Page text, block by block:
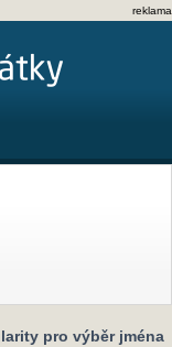
reklama
pro výběr jména